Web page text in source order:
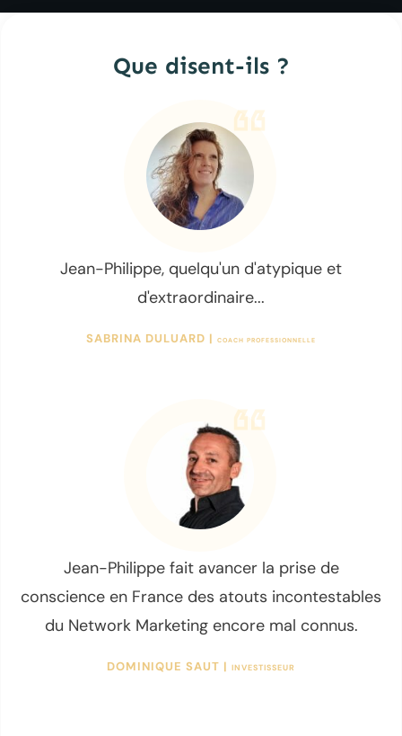
Que disent-ils ?
Jean-Philippe, quelqu'un d'atypique et
d'extraordinaire...
SABRINA DULUARD | COACH PROFESSIONNELLE
Jean-Philippe fait avancer la prise de
conscience en France des atouts incontestables
du Network Marketing encore mal connus.
DOMINIQUE SAUT | INVESTISSEUR